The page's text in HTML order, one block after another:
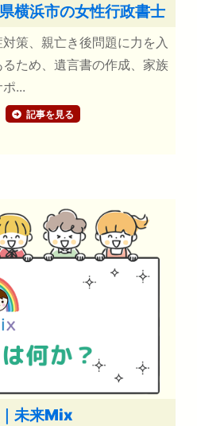
横浜市の女性行政書士
策、親亡き後問題に力を入
ため、遺言書の作成、家族
...
記事を見る
未来Mix